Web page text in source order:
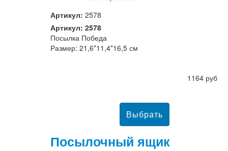
Артикул: 2578
Артикул: 2578
Посылка Победа
Размер: 21,6*11,4*16,5 см
1164 руб
Посылочный ящик